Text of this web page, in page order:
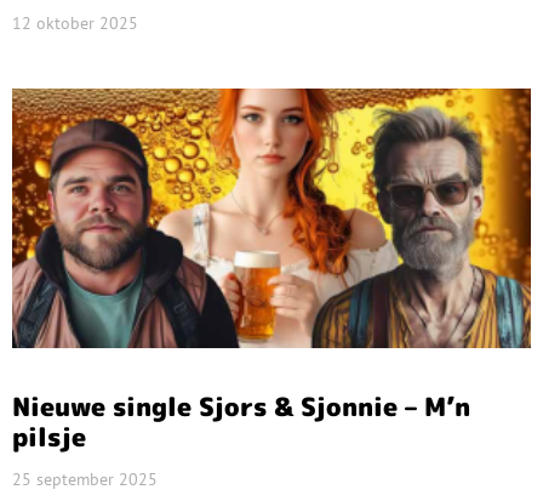
12 oktober 2025
Nieuwe single Sjors & Sjonnie – M’n
pilsje
25 september 2025